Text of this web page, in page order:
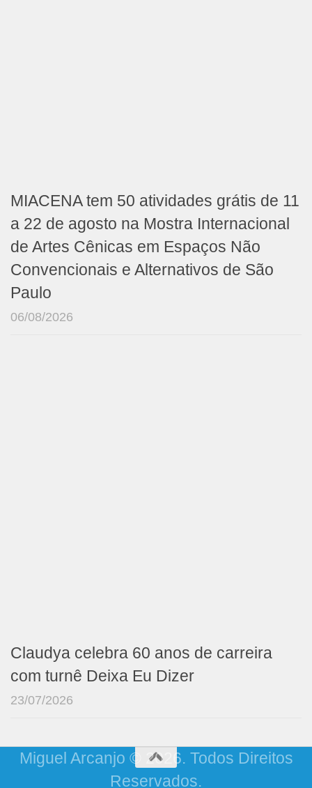
MIACENA tem 50 atividades grátis de 11
a 22 de agosto na Mostra Internacional
de Artes Cênicas em Espaços Não
Convencionais e Alternativos de São
Paulo
06/08/2026
Claudya celebra 60 anos de carreira
com turnê Deixa Eu Dizer
23/07/2026
Miguel Arcanjo © 2026. Todos Direitos
Reservados.